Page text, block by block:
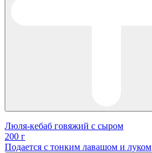
Люля-кебаб говяжий с сыром
200 г
Подается с тонким лавашом и луком